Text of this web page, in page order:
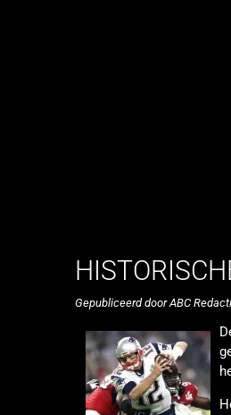
Gepubliceerd door ABC